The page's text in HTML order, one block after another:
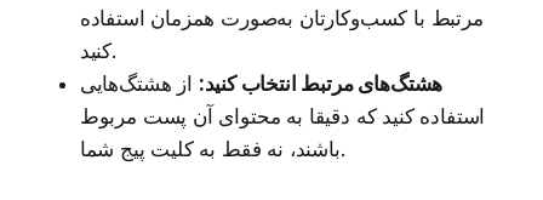
مرتبط با کسب‌وکارتان به‌صورت همزمان استفاده
کنید.
هشتگ‌های مرتبط انتخاب کنید: از هشتگ‌هایی
استفاده کنید که دقیقا به محتوای آن پست مربوط
باشند، نه فقط به کلیت پیج شما.